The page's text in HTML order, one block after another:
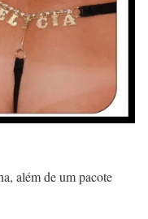
além de um pacote